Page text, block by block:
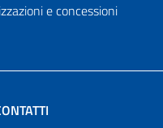
e concessioni